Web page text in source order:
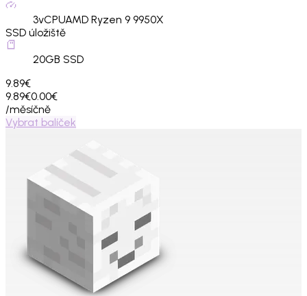
3vCPUAMD Ryzen 9 9950X
SSD úložiště
20GB SSD
9.89€
9.89€0.00€
/měsíčně
Vybrat balíček